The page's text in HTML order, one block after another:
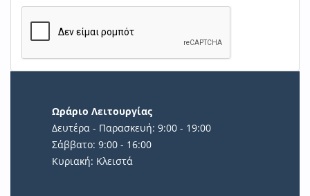
Ωράριο Λειτουργίας
Δευτέρα - Παρασκευή: 9:00 - 19:00
Σάββατο: 9:00 - 16:00
Κυριακή: Κλειστά